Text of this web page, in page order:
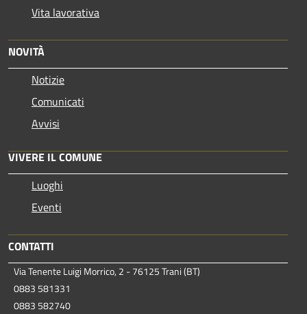
Vita lavorativa
NOVITÀ
Notizie
Comunicati
Avvisi
VIVERE IL COMUNE
Luoghi
Eventi
CONTATTI
Via Tenente Luigi Morrico, 2 - 76125 Trani (BT)
0883 581331
0883 582740